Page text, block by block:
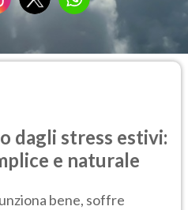
dagli stress estivi:
e naturale
bene, soffre